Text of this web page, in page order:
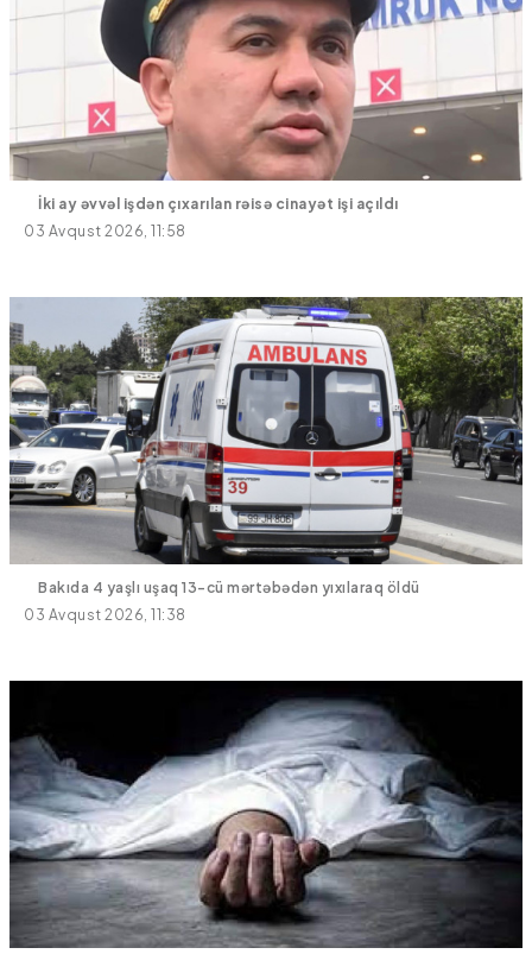
İki ay əvvəl işdən çıxarılan rəisə cinayət işi açıldı
03 Avqust 2026, 11:58
Bakıda 4 yaşlı uşaq 13-cü mərtəbədən yıxılaraq öldü
03 Avqust 2026, 11:38